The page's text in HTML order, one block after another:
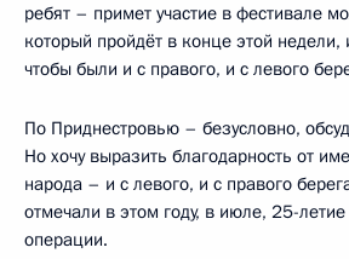
ребят – примет участие в фестивале
который пройдёт в конце этой
чтобы были и с правого, и с левого
По Приднестровью – безусловно,
Но хочу выразить благодарность от
народа – и с левого, и с правого
отмечали в этом году, в июле, 25-
операции.